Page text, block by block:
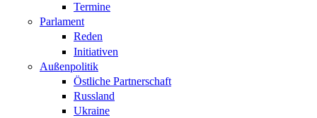
Termine
Parlament
Reden
Initiativen
Außenpolitik
Östliche Partnerschaft
Russland
Ukraine